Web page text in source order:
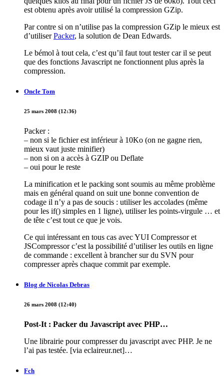
est obtenu après avoir utilisé la compression GZip.
Par contre si on n’utilise pas la compression GZip le mieux est
d’utiliserPacker, la solution de Dean Edwards.
Le bémol à tout cela, c’est qu’il faut tout tester car il se peut
que des fonctions Javascript ne fonctionnent plus après la
compression.
Oncle Tom
25 mars 2008 (12:36)
Packer :
– non si le fichier est inférieur à 10Ko (on ne gagne rien,
mieux vaut juste minifier)
– non si on a accès à GZIP ou Deflate
– oui pour le reste
La minification et le packing sont soumis au même problème
mais en général quand on suit une bonne convention de
codage il n’y a pas de soucis : utiliser les accolades (même
pour les if() simples en 1 ligne), utiliser les points-virgule … et
de tête c’est tout ce que je vois.
Ce qui intéressant en tous cas avec YUI Compressor et
JSCompressor c’est la possibilité d’utiliser les outils en ligne
de commande : excellent à brancher sur du SVN pour
compresser après chaque commit par exemple.
Blog de Nicolas Debras
26 mars 2008 (12:40)
Post-It : Packer du Javascript avec PHP…
Une librairie pour compresser du javascript avec PHP. Je ne
l’ai pas testée. [via eclaireur.net]…
Fch